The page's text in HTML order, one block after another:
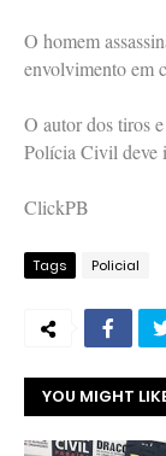
O homem
envolvimento em
O autor dos tiros
Polícia Civil deve
ClickPB
Tags Policial
YOU MIGHT